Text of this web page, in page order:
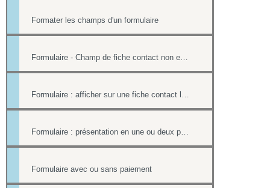
Formater les champs d'un formulaire
Formulaire - Champ de fiche contact non editable
Formulaire : afficher sur une fiche contact le lien ou le contenu d'un formulaire
Formulaire : présentation en une ou deux pages
Formulaire avec ou sans paiement